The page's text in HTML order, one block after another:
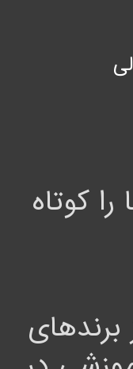
کوتاه
برندهای